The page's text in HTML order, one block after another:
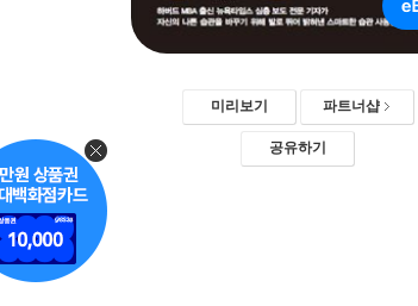
미리보기 파트너샵
공유하기